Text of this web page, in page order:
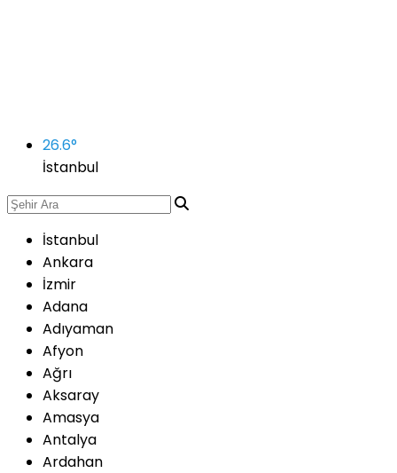
26.6°
İstanbul
İstanbul
Ankara
İzmir
Adana
Adıyaman
Afyon
Ağrı
Aksaray
Amasya
Antalya
Ardahan